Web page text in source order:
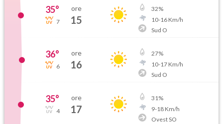
35°
7
ore
15
32%
10-16Km/h
Sud O
36°
6
ore
16
27%
10-17Km/h
Sud O
35°
4
ore
17
31%
9-18Km/h
Ovest SO